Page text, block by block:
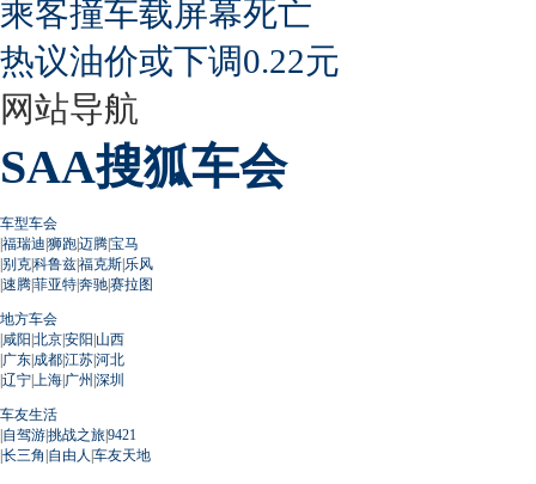
乘客撞车载屏幕死亡
热议油价或下调0.22元
网站导航
SAA搜狐车会
车型车会
|福瑞迪|狮跑|迈腾|宝马
|别克|科鲁兹|福克斯|乐风
|速腾|菲亚特|奔驰|赛拉图
地方车会
|咸阳|北京|安阳|山西
|广东|成都|江苏|河北
|辽宁| 上海|广州 |深圳
车友生活
|自驾游|挑战之旅|9421
|长三角 |自由人 |车友天地